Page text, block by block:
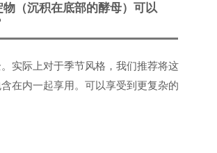
物（沉积在底部的酵母）可以
实际上对于季节风格，我们推荐将这
在内一起享用。可以享受到更复杂的